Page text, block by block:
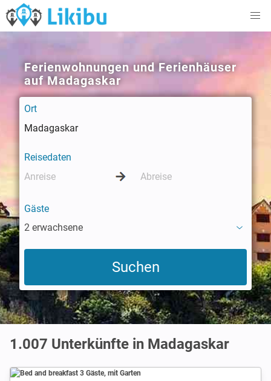
Ferienwohnungen und Ferienhäuser
auf Madagaskar
Ort
Reisedaten
Gäste
2 erwachsene
1.007 Unterkünfte in Madagaskar